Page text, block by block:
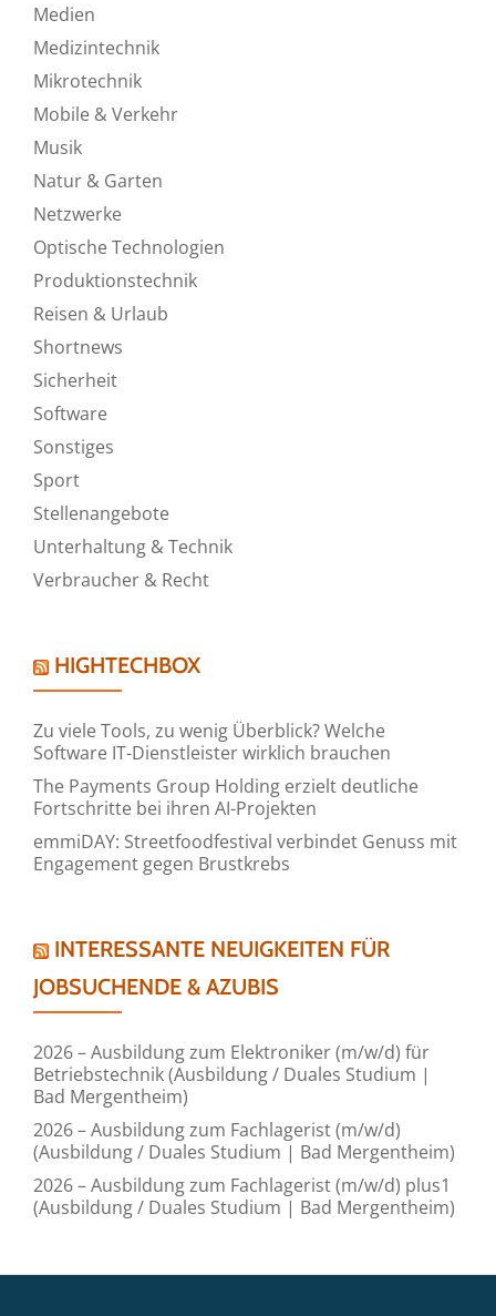
Medien
Medizintechnik
Mikrotechnik
Mobile & Verkehr
Musik
Natur & Garten
Netzwerke
Optische Technologien
Produktionstechnik
Reisen & Urlaub
Shortnews
Sicherheit
Software
Sonstiges
Sport
Stellenangebote
Unterhaltung & Technik
Verbraucher & Recht
HIGHTECHBOX
Zu viele Tools, zu wenig Überblick? Welche
Software IT-Dienstleister wirklich brauchen
The Payments Group Holding erzielt deutliche
Fortschritte bei ihren AI-Projekten
emmiDAY: Streetfoodfestival verbindet Genuss mit
Engagement gegen Brustkrebs
INTERESSANTE NEUIGKEITEN FÜR
JOBSUCHENDE & AZUBIS
2026 – Ausbildung zum Elektroniker (m/w/d) für
Betriebstechnik (Ausbildung / Duales Studium |
Bad Mergentheim)
2026 – Ausbildung zum Fachlagerist (m/w/d)
(Ausbildung / Duales Studium | Bad Mergentheim)
2026 – Ausbildung zum Fachlagerist (m/w/d) plus1
(Ausbildung / Duales Studium | Bad Mergentheim)